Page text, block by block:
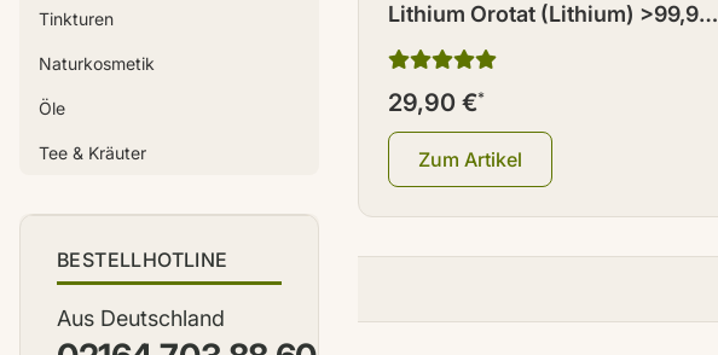
Lithium Orotat (Lithium) >99,9%
Pharma Grade 26 g
29,90 €*
Zum Artikel
Tinkturen
Naturkosmetik
Öle
Tee & Kräuter
BESTELLHOTLINE
Aus Deutschland